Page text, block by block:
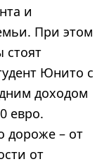
и
При этом
стоят
Юнито с
доходом
евро.
дороже – от
от